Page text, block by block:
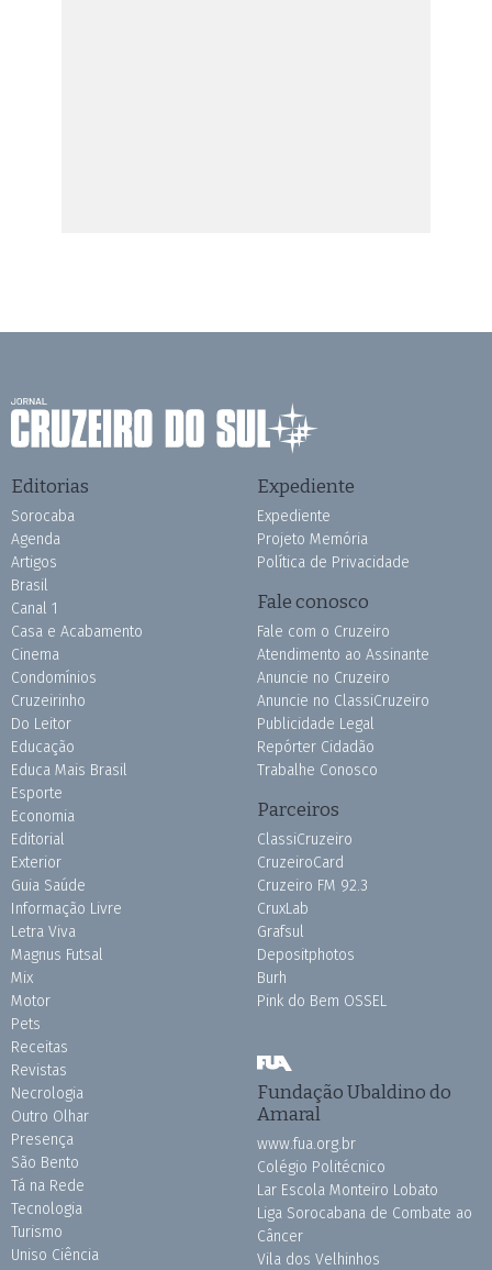
Editorias
Sorocaba
Agenda
Artigos
Brasil
Canal 1
Casa e Acabamento
Cinema
Condomínios
Cruzeirinho
Do Leitor
Educação
Educa Mais Brasil
Esporte
Economia
Editorial
Exterior
Guia Saúde
Informação Livre
Letra Viva
Magnus Futsal
Mix
Motor
Pets
Receitas
Revistas
Necrologia
Outro Olhar
Presença
São Bento
Tá na Rede
Tecnologia
Turismo
Uniso Ciência
Expediente
Expediente
Projeto Memória
Política de Privacidade
Fale conosco
Fale com o Cruzeiro
Atendimento ao Assinante
Anuncie no Cruzeiro
Anuncie no ClassiCruzeiro
Publicidade Legal
Repórter Cidadão
Trabalhe Conosco
Parceiros
ClassiCruzeiro
CruzeiroCard
Cruzeiro FM 92.3
CruxLab
Grafsul
Depositphotos
Burh
Pink do Bem OSSEL
Fundação Ubaldino do
Amaral
www.fua.org.br
Colégio Politécnico
Lar Escola Monteiro Lobato
Liga Sorocabana de Combate ao
Câncer
Vila dos Velhinhos